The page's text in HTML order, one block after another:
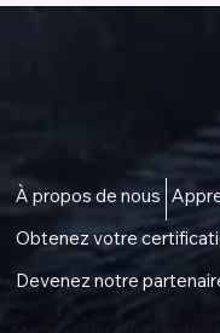
Accès à une vie meilleure
À propos de nous
Obtenez votre
Devenez notre